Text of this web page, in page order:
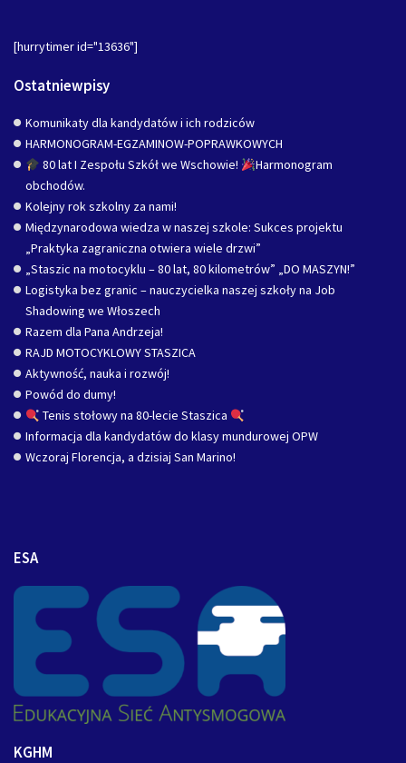
[hurrytimer id="13636"]
Ostatniewpisy
Komunikaty dla kandydatów i ich rodziców
HARMONOGRAM-EGZAMINOW-POPRAWKOWYCH
80 lat I Zespołu Szkół we Wschowie!
Harmonogram
obchodów.
Kolejny rok szkolny za nami!
Międzynarodowa wiedza w naszej szkole: Sukces projektu
„Praktyka zagraniczna otwiera wiele drzwi”
„Staszic na motocyklu – 80 lat, 80 kilometrów” „DO MASZYN!”
Logistyka bez granic – nauczycielka naszej szkoły na Job
Shadowing we Włoszech
Razem dla Pana Andrzeja!
RAJD MOTOCYKLOWY STASZICA
Aktywność, nauka i rozwój!
Powód do dumy!
Tenis stołowy na 80-lecie Staszica
Informacja dla kandydatów do klasy mundurowej OPW
Wczoraj Florencja, a dzisiaj San Marino!
ESA
KGHM